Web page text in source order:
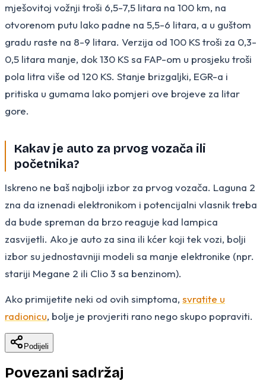
mješovitoj vožnji troši 6,5-7,5 litara na 100 km, na
otvorenom putu lako padne na 5,5-6 litara, a u guštom
gradu raste na 8-9 litara. Verzija od 100 KS troši za 0,3-
0,5 litara manje, dok 130 KS sa FAP-om u prosjeku troši
pola litra više od 120 KS. Stanje brizgaljki, EGR-a i
pritiska u gumama lako pomjeri ove brojeve za litar
gore.
Kakav je auto za prvog vozača ili
početnika?
Iskreno ne baš najbolji izbor za prvog vozača. Laguna 2
zna da iznenadi elektronikom i potencijalni vlasnik treba
da bude spreman da brzo reaguje kad lampica
zasvijetli. Ako je auto za sina ili kćer koji tek vozi, bolji
izbor su jednostavniji modeli sa manje elektronike (npr.
stariji Megane 2 ili Clio 3 sa benzinom).
Ako primijetite neki od ovih simptoma, svratite u
radionicu, bolje je provjeriti rano nego skupo popraviti.
Podijeli
Povezani sadržaj